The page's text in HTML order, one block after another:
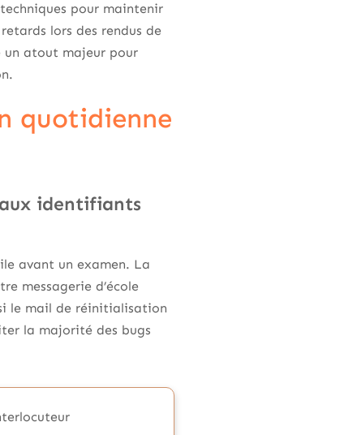
pour maintenir
lors des rendus de
un atout majeur pour
quotidienne
identifiants
avant un examen. La
messagerie d’école
le mail de réinitialisation
la majorité des bugs